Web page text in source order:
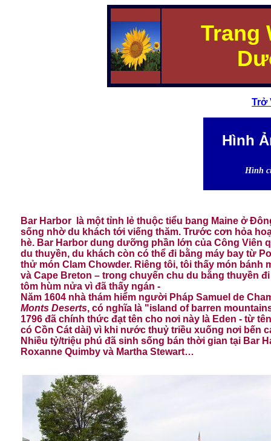
Trang
Trở
Hình
Hình
Bar Harbor là một tỉnh lẻ thuộc tiểu bang Maine ở
sống nhờ du khách tới viếng thăm. Trước cơn hỏa
hè. Bar Harbor dung dưỡng phần lớn của Công Viên
du thuyền, du khách còn có thể đi bằng máy bay từ
thử món Clam Chowder. Riêng tôi, tôi thấy món bánh
và Cape Breton – trong chuyến chu du bằng thuyền
tôm hùm nửa vì đã thấy ngán -
Năm 1604 nhà thám hiểm người Pháp Samuel de
Monts Deserts, có nghĩa là "island of barren
1796 đã chính thức đạt tên cho nơi này là Eden - từ
có Cồn Cát dài) vì khi nước thuỷ triều xuống nơi bến
Nhiều tỷ/triệu phú đã sinh sống bán thời gian tại Bar
Roxanne Quimby và Martha Stewart…